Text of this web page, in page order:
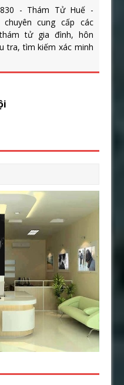
- Thám Tử Huế -
chuyên cung cấp các
tử gia đình, hôn
tra, tìm kiếm xác minh